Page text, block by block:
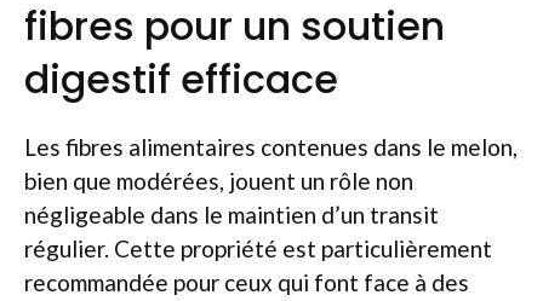
fibres pour un soutien
digestif efficace
Les fibres alimentaires contenues dans le melon,
bien que modérées, jouent un rôle non
négligeable dans le maintien d’un transit
régulier. Cette propriété est particulièrement
recommandée pour ceux qui font face à des